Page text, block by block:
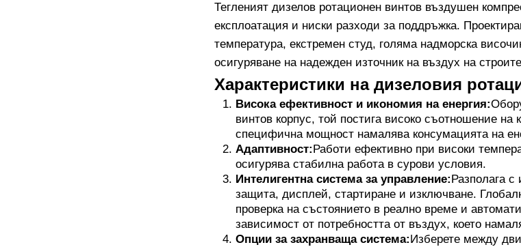
Тегленият дизелов ротационен винтов въздушен
експлоатация и ниски разходи за поддръжка.
температура, екстремен студ, голяма надморска
осигуряване на надежден източник на въздух на
Характеристики на дизеловия
Висока ефективност и икономия на енергия:
винтов корпус, той постига високо съотношение
специфична мощност намалява консумацията на
Адаптивност:Работи ефективно при високи
осигурява стабилна работа в сурови условия.
Интелигентна система за управление:Разполага
защита, дисплей, стартиране и изключване.
проверка на състоянието в реално време и
зависимост от потребността от въздух, което
Опции за захранваща система:Изберете между